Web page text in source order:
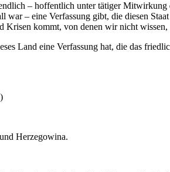
– hoffentlich unter tätiger Mitwirkung
– eine Verfassung gibt, die diesen
Krisen kommt, von denen wir nicht
Land eine Verfassung hat, die das
Herzegowina.